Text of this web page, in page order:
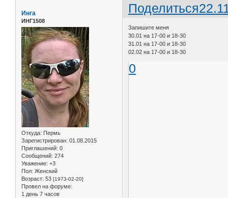
Поделиться
Инга
ИНГ1508
Откуда: Пермь
Зарегистрирован: 01.08.2015
Приглашений: 0
Сообщений: 274
Уважение: +3
Пол: Женский
Возраст: 53 [1973-02-20]
Провел на форуме:
1 день 7 часов
Запишите меня
30.01 на 17-00 и 18-30
31.01 на 17-00 и 18-30
02.02 на 17-00 и 18-30
0